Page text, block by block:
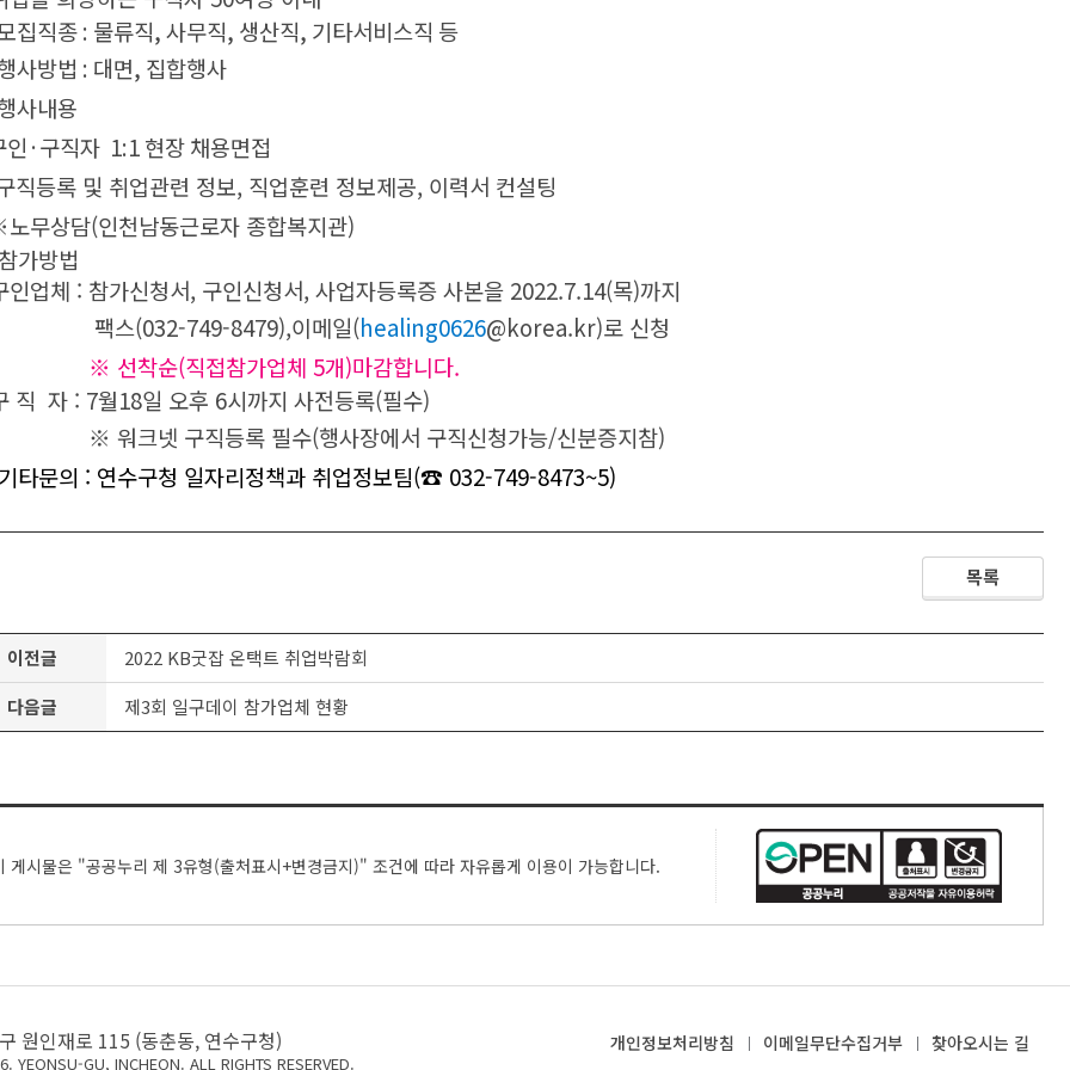
집직종 : 물류직, 사무직, 생산직, 기타서비스직 등
사방법 : 대면, 집합행사
사내용
인 ·구직자 1:1 현장 채용면접
직등록 및 취업관련 정보, 직업훈련 정보제공, 이력서 컨설팅
무상담(인천남동근로자 종합복지관)
가방법
인업체 : 참가신청서, 구인신청서, 사업자등록증 사본을 2022.7.14(목)까지
스(032-749-8479),이메일(healing0626@korea.kr)로 신청
※ 선착순(직접참가업체 5개)마감합니다.
직 자 : 7월18일 오후 6시까지 사전등록(필수)
크넷 구직등록 필수(행사장에서 구직신청가능/신분증지참)
타문의 : 연수구청 일자리정책과 취업정보팀(☎ 032-749-8473~5)
목록
이전글
2022 KB굿잡 온택트 취업박람회
다음글
제3회 일구데이 참가업체 현황
게시물은 "공공누리 제 3유형(출처표시+변경금지)" 조건에 따라 자유롭게 이용이 가능합니다.
개인정보처리방침 이메일무단수집거부 찾아오시는 길
원인재로 115 (동춘동, 연수구청)
YEONSU-GU, INCHEON. ALL RIGHTS RESERVED.